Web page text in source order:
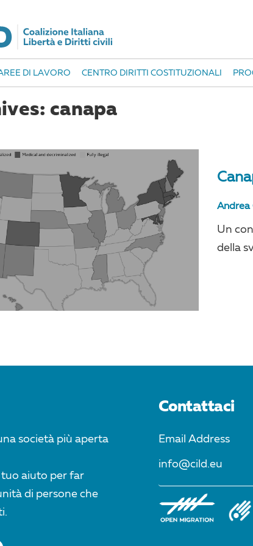
DI LAVORO CENTRO DIRITTI COSTITUZIONALI
canapa
Andrea
Un
della
società più aperta
aiuto per far
di persone che
Contattaci
Email Address
info@cild.eu